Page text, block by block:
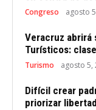
Congreso agosto
Veracruz abrirá
Turísticos:
Turismo agosto 5,
Difícil crear
priorizar